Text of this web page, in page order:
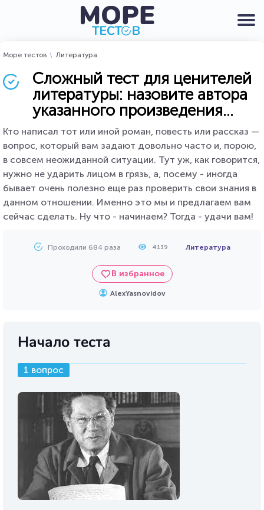
Море тестов Литература
Сложный тест для ценителей
литературы: назовите автора
указанного произведения...
Кто написал тот или иной роман, повесть или рассказ —
вопрос, который вам задают довольно часто и, порою,
в совсем неожиданной ситуации. Тут уж, как говорится,
нужно не ударить лицом в грязь, а, посему - иногда
бывает очень полезно еще раз проверить свои знания в
данном отношении. Именно это мы и предлагаем вам
сейчас сделать. Ну что - начинаем? Тогда - удачи вам!
Проходили 684 раза 4139 Литература
В избранное
AlexYasnovidov
Начало теста
1 вопрос